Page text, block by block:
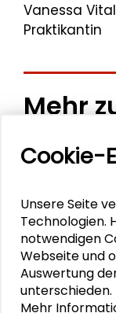
Vanessa
Praktikantin
Mehr
Vielfältige
Künstlerischer
Aus Oslo zur
Sieben Jahre,
Cookie-
Unsere Seite
Technologien.
notwendigen
Webseite und
Auswertung
unterschieden.
Mehr